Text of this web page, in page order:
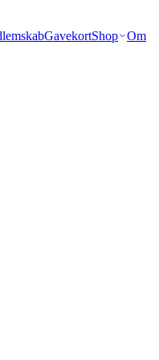
GavekortShop
Om